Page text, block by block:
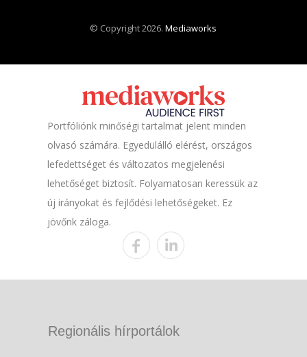
© Copyright 2026.Mediaworks
Portfóliónk minőségi tartalmat jelent minden
olvasó számára. Egyedülálló elérést, országos
lefedettséget és változatos megjelenési
lehetőséget biztosít. Folyamatosan keressük az
új irányokat és fejlődési lehetőségeket. Ez
jövőnk záloga.
Regionális hírportálok